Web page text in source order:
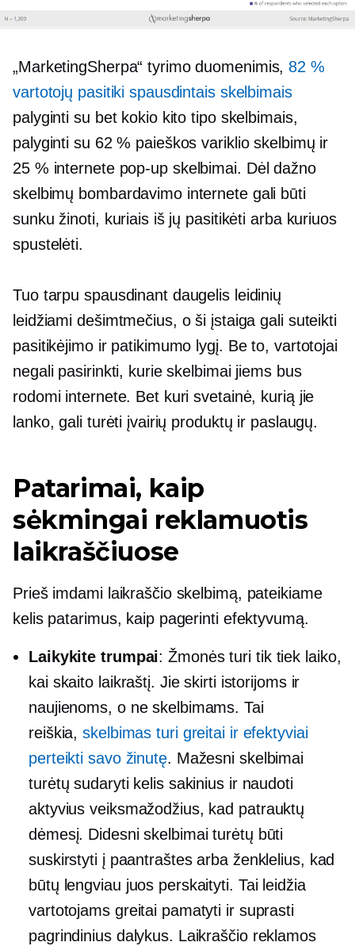
„MarketingSherpa“ tyrimo duomenimis, 82 %
vartotojų pasitiki spausdintais skelbimais
palyginti su bet kokio kito tipo skelbimais,
palyginti su 62 % paieškos variklio skelbimų ir
25 % internete pop-upskelbimai. Dėl dažno
skelbimų bombardavimo internete gali būti
sunku žinoti, kuriais iš jų pasitikėti arba kuriuos
spustelėti.
Tuo tarpu spausdinant daugelis leidinių
leidžiami dešimtmečius, o ši įstaiga gali suteikti
pasitikėjimo ir patikimumo lygį. Be to, vartotojai
negali pasirinkti, kurie skelbimai jiems bus
rodomi internete. Bet kuri svetainė, kurią jie
lanko, gali turėti įvairių produktų ir paslaugų.
Patarimai, kaip
sėkmingai reklamuotis
laikraščiuose
Prieš imdami laikraščio skelbimą, pateikiame
kelis patarimus, kaip pagerinti efektyvumą.
Laikykite trumpai: Žmonės turi tik tiek laiko,
kai skaito laikraštį. Jie skirti istorijoms ir
naujienoms, o ne skelbimams. Tai
reiškia,skelbimas turi greitai ir efektyviai
perteikti savo žinutę. Mažesni skelbimai
turėtų sudaryti kelis sakinius ir naudoti
aktyvius veiksmažodžius, kad patrauktų
dėmesį. Didesni skelbimai turėtų būti
suskirstyti į paantraštes arba ženklelius, kad
būtų lengviau juos perskaityti. Tai leidžia
vartotojams greitai pamatyti ir suprasti
pagrindinius dalykus. Laikraščio reklamos